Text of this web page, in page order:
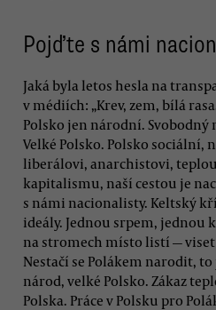
Pojďte s námi
Jaká byla letos hesla na
v médiích: „Krev, zem, bílá
Polsko jen národní.
Velké Polsko. Polsko sociální,
liberálovi, anarchistovi,
kapitalismu, naší cestou je
s námi nacionalisty. Keltský
ideály. Jednou srpem,
na stromech místo listí —
Nestačí se Polákem narodit,
národ, velké Polsko. Zákaz
Polska. Práce v Polsku pro